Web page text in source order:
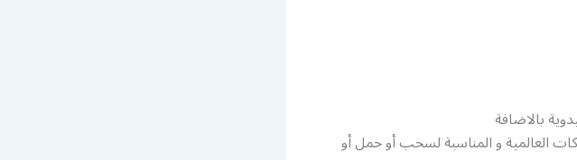
بالاضافة
العالمية و المناسبة لسحب أو حمل أو